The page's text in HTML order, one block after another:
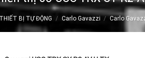
THIẾT BỊ TỰ ĐỘNG / Carlo Gavazzi / Carlo